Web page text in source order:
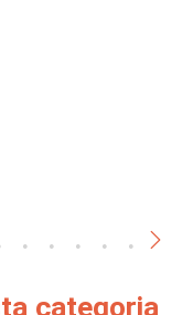
categoria